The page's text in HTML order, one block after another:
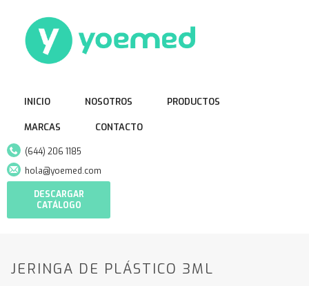
INICIO NOSOTROS PRODUCTOS
MARCAS CONTACTO
(644) 206 1185
hola@yoemed.com
DESCARGAR
CATÁLOGO
JERINGA DE PLÁSTICO 3ML